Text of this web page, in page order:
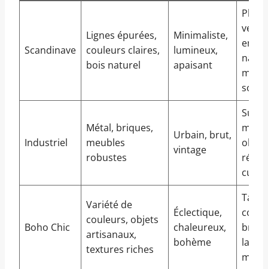
Scandinave
Lignes épurées,
couleurs claires,
bois naturel
Minimaliste,
lumineux,
apaisant
en
sobre
Industriel
Métal, briques,
meubles
robustes
Urbain, brut,
vintage
cuir
Boho Chic
Variété de
couleurs, objets
artisanaux,
textures riches
Éclectique,
chaleureux,
bohème